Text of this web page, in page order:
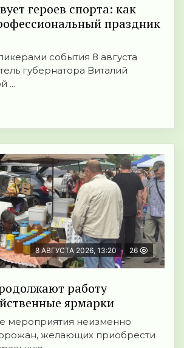
героев спорта: как
праздник
события 8 августа
губернатора Виталий
...
8 АВГУСТА 2026, 13:20 26
работу
ярмарки
мероприятия неизменно
желающих приобрести